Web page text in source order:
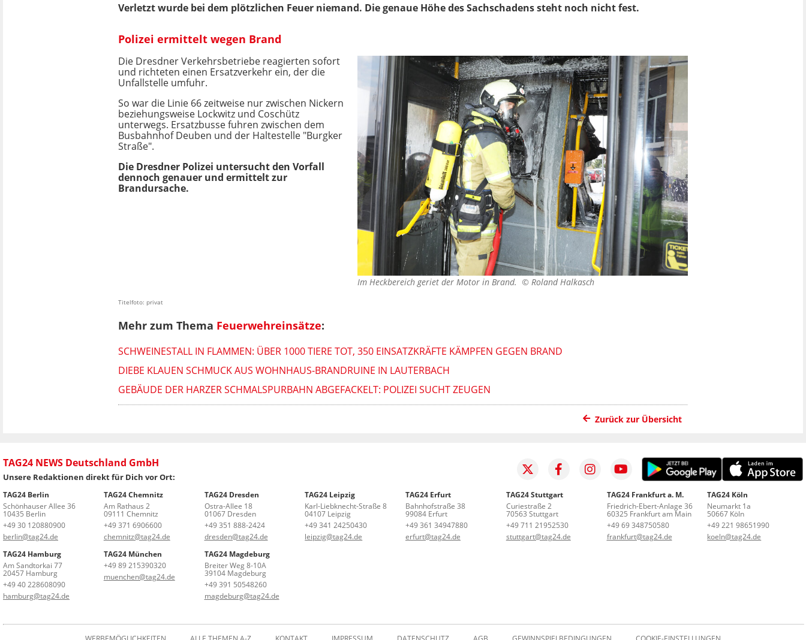
Verletzt wurde bei dem plötzlichen Feuer niemand. Die genaue Höhe des Sachschadens steht noch nicht fest.
Polizei ermittelt wegen Brand
Im Heckbereich geriet der Motor in Brand. © Roland Halkasch
Die Dresdner Verkehrsbetriebe reagierten sofort
und richteten einen Ersatzverkehr ein, der die
Unfallstelle umfuhr.
So war die Linie 66 zeitweise nur zwischen Nickern
beziehungsweise Lockwitz und Coschütz
unterwegs. Ersatzbusse fuhren zwischen dem
Busbahnhof Deuben und der Haltestelle "Burgker
Straße".
Die Dresdner Polizei untersucht den Vorfall
dennoch genauer und ermittelt zur
Brandursache.
Titelfoto: privat
Mehr zum Thema Feuerwehreinsätze:
SCHWEINESTALL IN FLAMMEN: ÜBER 1000 TIERE TOT, 350 EINSATZKRÄFTE KÄMPFEN GEGEN BRAND
DIEBE KLAUEN SCHMUCK AUS WOHNHAUS-BRANDRUINE IN LAUTERBACH
GEBÄUDE DER HARZER SCHMALSPURBAHN ABGEFACKELT: POLIZEI SUCHT ZEUGEN
Zurück zur Übersicht
TAG24 NEWS Deutschland GmbH
Unsere Redaktionen direkt für Dich vor Ort:
TAG24 Berlin
Schönhauser Allee 36
10435 Berlin
+49 30 120880900
berlin@tag24.de
TAG24 Chemnitz
Am Rathaus 2
09111 Chemnitz
+49 371 6906600
chemnitz@tag24.de
TAG24 Dresden
Ostra-Allee 18
01067 Dresden
+49 351 888-2424
dresden@tag24.de
TAG24 Leipzig
Karl-Liebknecht-Straße 8
04107 Leipzig
+49 341 24250430
leipzig@tag24.de
TAG24 Erfurt
Bahnhofstraße 38
99084 Erfurt
+49 361 34947880
erfurt@tag24.de
TAG24 Stuttgart
Curiestraße 2
70563 Stuttgart
+49 711 21952530
stuttgart@tag24.de
TAG24 Frankfurt a. M.
Friedrich-Ebert-Anlage 36
60325 Frankfurt am Main
+49 69 348750580
frankfurt@tag24.de
TAG24 Köln
Neumarkt 1a
50667 Köln
+49 221 98651990
koeln@tag24.de
TAG24 Hamburg
Am Sandtorkai 77
20457 Hamburg
+49 40 228608090
hamburg@tag24.de
TAG24 München
+49 89 215390320
muenchen@tag24.de
TAG24 Magdeburg
Breiter Weg 8-10A
39104 Magdeburg
+49 391 50548260
magdeburg@tag24.de